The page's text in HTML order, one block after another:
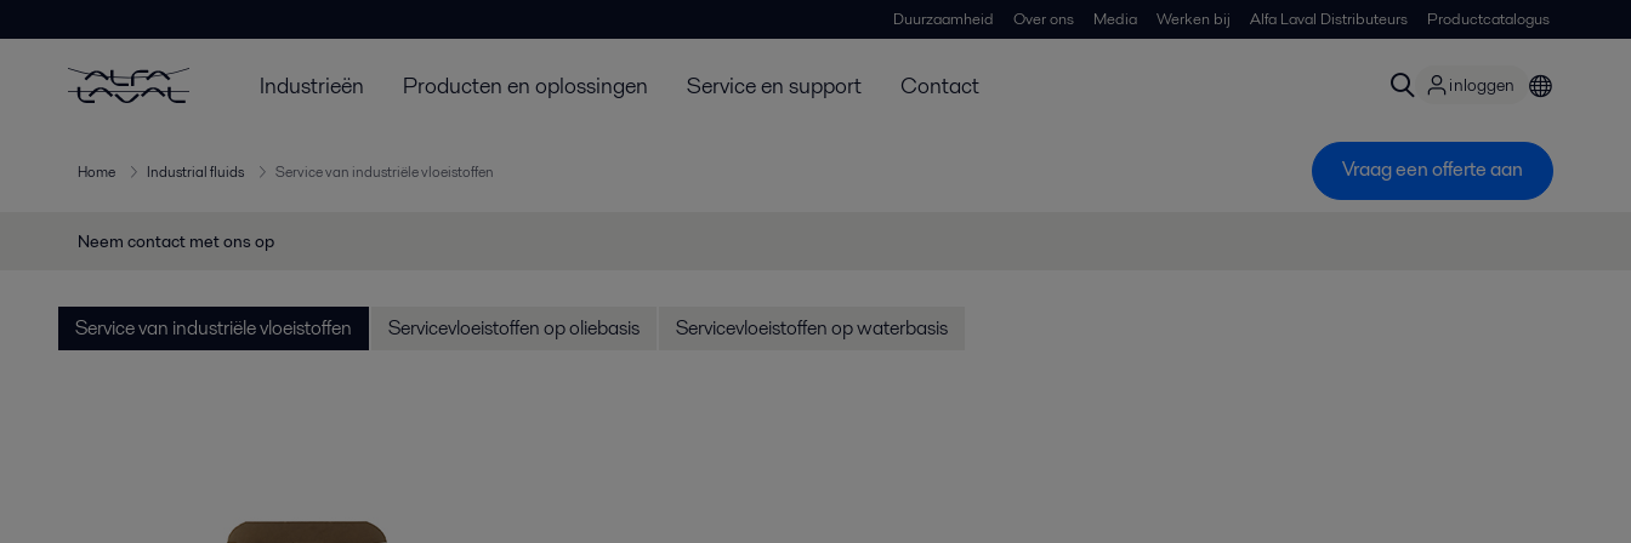
Duurzaamheid Over ons Media Werken bij Alfa Laval Distributeurs Productcatalogus
Industrieën Producten en oplossingen Service en support Contact inloggen
Home Industrial fluids Service van industriële vloeistoffen Vraag een offerte aan
Neem contact met ons op
Service van industriële vloeistoffen Servicevloeistoffen op oliebasis Servicevloeistoffen op waterbasis